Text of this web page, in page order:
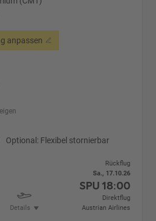
anpassen
Optional: Flexibel stornierbar
Details
Rückflug
Sa., 17.10.26
SPU 18:00
Direktflug
Austrian Airlines